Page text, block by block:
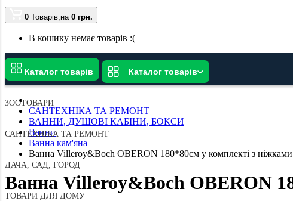
0 Товарів,на 0 грн.
В кошику немає товарів :(
Каталог товарів Каталог товарів
ЗООТОВАРИ
САНТЕХНІКА ТА РЕМОНТ
ДАЧА, САД, ГОРОД
ТОВАРИ ДЛЯ ДОМУ
САНТЕХНІКА ТА РЕМОНТ
ВАННИ, ДУШОВІ КАБІНИ, БОКСИ
Ванни
Ванна кам'яна
Ванна Villeroy&Boch OBERON 180*80см у комплекті з
Ванна Villeroy&Boch OBERON